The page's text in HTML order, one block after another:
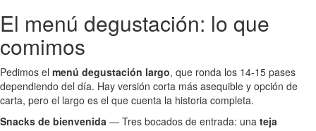
El menú degustación: lo que
comimos
Pedimos el menú degustación largo, que ronda los 14-15 pases
dependiendo del día. Hay versión corta más asequible y opción de
carta, pero el largo es el que cuenta la historia completa.
Snacks de bienvenida — Tres bocados de entrada: una teja